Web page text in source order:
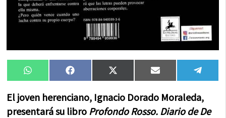
Compartir
en
WhatsAppCompartir
en
FacebookCompartir
en
X
(Twitter)
Compartir
en
Email
en
El joven herenciano, Ignacio Dorado Moraleda,
presentará su libro Profondo Rosso. Diario de De